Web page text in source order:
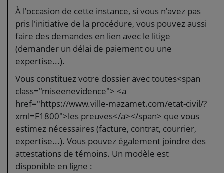
À l'occasion de cette instance, si vous n'avez pas
pris l'initiative de la procédure, vous pouvez aussi
faire des demandes en lien avec le litige
(demander un délai de paiement ou une
expertise...).
Vous constituez votre dossier avec toutes<span
class="miseenevidence"> <a
href="https://www.ville-mazamet.com/etat-civil/?
xml=F1800">les preuves</a></span> que vous
estimez nécessaires (facture, contrat, courrier,
expertise...). Vous pouvez également joindre des
attestations de témoins. Un modèle est
disponible en ligne :